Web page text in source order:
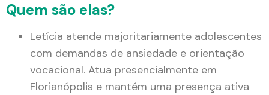
Quem são elas?
Letícia atende majoritariamente adolescentes
com demandas de ansiedade e orientação
vocacional. Atua presencialmente em
Florianópolis e mantém uma presença ativa